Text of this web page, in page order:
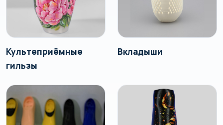
Культеприёмные
гильзы
Вкладыши